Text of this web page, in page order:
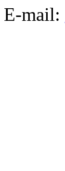
E-mail: